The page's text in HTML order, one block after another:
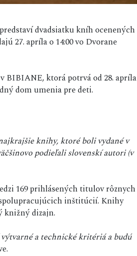
predstaví dvadsiatku kníh ocenených
27. apríla o 14:00 vo Dvorane
BIBIANE, ktorá potrvá od 28. apríla
dom umenia pre deti.
knihy, ktoré boli vydané v
podieľali slovenskí autori (v
169 prihlásených titulov rôznych
inštitúcií. Knihy
knižný dizajn.
a technické kritériá a budú